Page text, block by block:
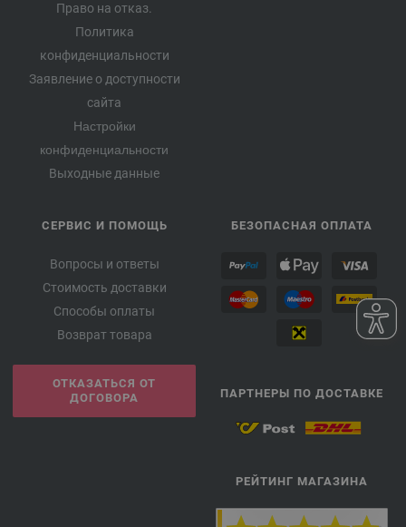
Право на отказ.
Политика
конфиденциальности
Заявление о доступности
сайта
Настройки
конфиденциальности
Выходные данные
СЕРВИС И ПОМОЩЬ
Вопросы и ответы
Стоимость доставки
Способы оплаты
Возврат товара
ОТКАЗАТЬСЯ ОТ
ДОГОВОРА
БЕЗОПАСНАЯ ОПЛАТА
ПАРТНЕРЫ ПО ДОСТАВКЕ
РЕЙТИНГ МАГАЗИНА